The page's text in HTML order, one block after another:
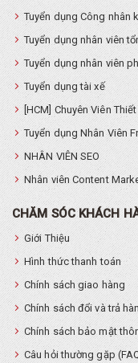
Tuyển dụng Công nhân
Tuyển dụng nhân viên
Tuyển dụng nhân viên
Tuyển dụng tài xế
[HCM] Chuyên Viên
Tuyển dụng Nhân Viên
NHÂN VIÊN SEO
Nhân viên Content
CHĂM SÓC KHÁCH
Giới Thiệu
Hình thức thanh toán
Chính sách giao hàng
Chính sách đổi và trả
Chính sách bảo mật
Câu hỏi thường gặp